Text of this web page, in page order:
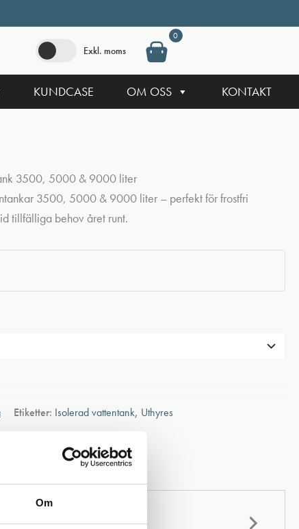
Om
Exkl. moms
0
KUNDCASE OM OSS KONTAKT
3500, 5000 & 9000 liter
3500, 5000 & 9000 liter – perfekt för frostfri
tillfälliga behov året runt.
Etiketter: Isolerad vattentank, Uthyres